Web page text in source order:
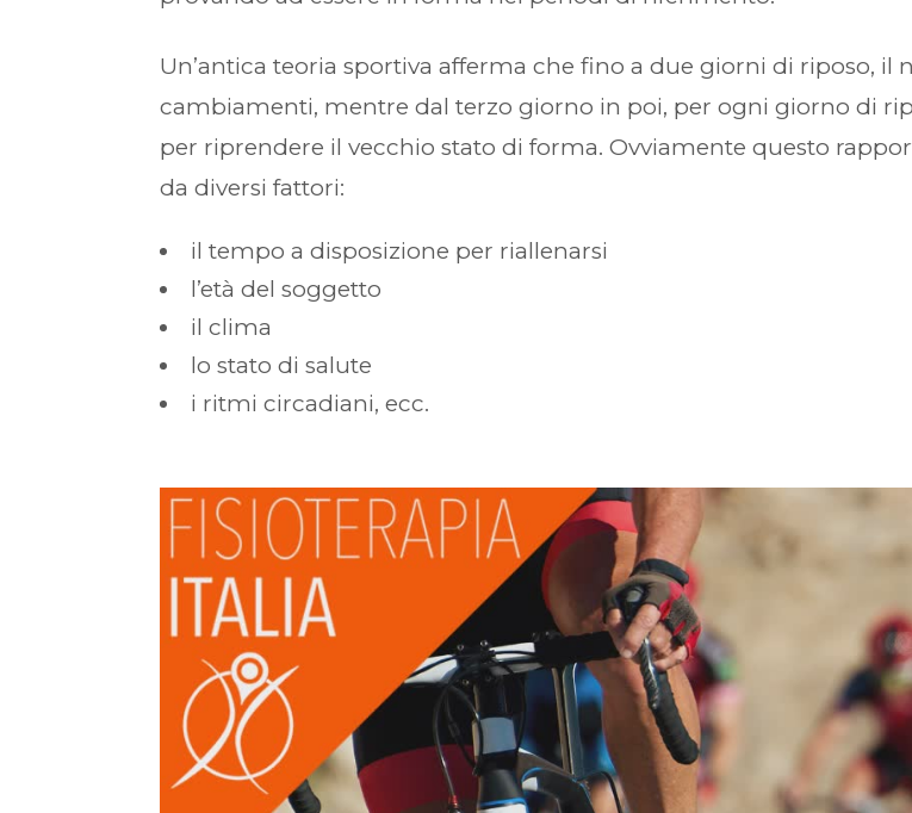
Un’antica teoria sportiva afferma che fino a due giorni di riposo, il
cambiamenti, mentre dal terzo giorno in poi, per ogni giorno di
per riprendere il vecchio stato di forma. Ovviamente questo
da diversi fattori:
il tempo a disposizione per riallenarsi
l’età del soggetto
il clima
lo stato di salute
i ritmi circadiani, ecc.